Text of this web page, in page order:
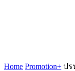
Home Promotion+ ปร